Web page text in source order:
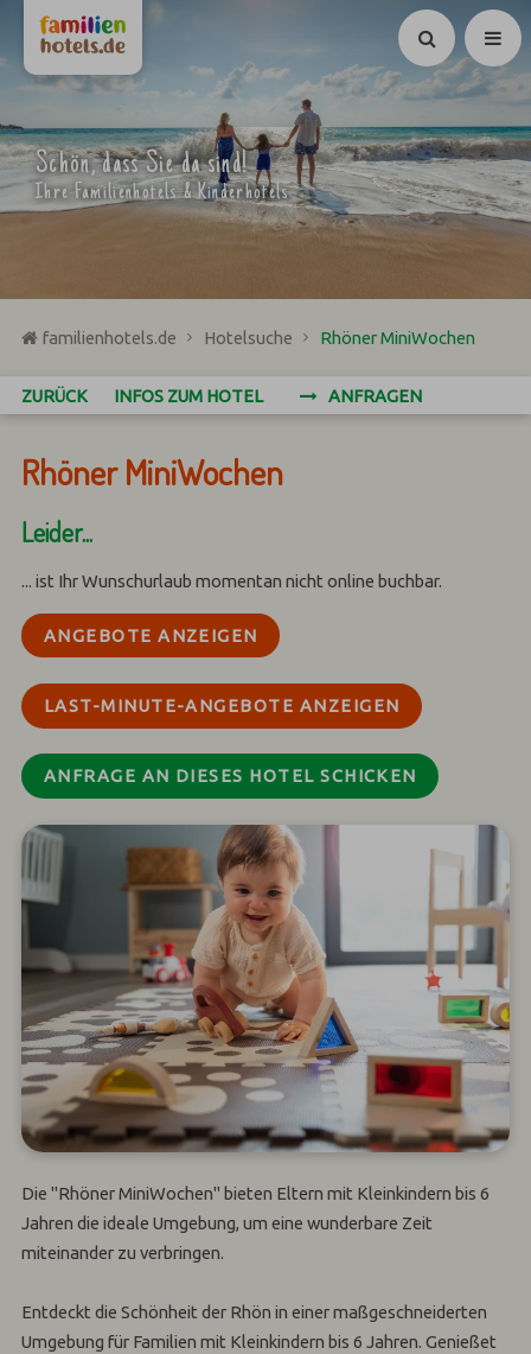
Suchen
Schön, dass Sie da sind!
Ihre Familienhotels & Kinderhotels
familienhotels.de Hotelsuche Rhöner MiniWochen
ZURÜCK INFOS ZUM HOTEL ANFRAGEN
Rhöner MiniWochen
Leider...
... ist Ihr Wunschurlaub momentan nicht online buchbar.
ANGEBOTE ANZEIGEN
LAST-MINUTE-ANGEBOTE ANZEIGEN
ANFRAGE AN DIESES HOTEL SCHICKEN
Die "Rhöner MiniWochen" bieten Eltern mit Kleinkindern bis 6
Jahren die ideale Umgebung, um eine wunderbare Zeit
miteinander zu verbringen.
Entdeckt die Schönheit der Rhön in einer maßgeschneiderten
Umgebung für Familien mit Kleinkindern bis 6 Jahren. Genießet